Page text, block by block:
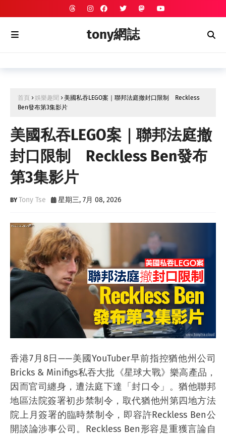
tony網誌
首頁 娛樂趣聞
美國私吞LEGO案｜聯邦法庭撤封口限制 Reckless
Ben發布第3集影片
美國私吞LEGO案｜聯邦法庭撤
封口限制 Reckless Ben發布
第3集影片
Tony Tse 星期三, 7月 08, 2026
香港7月8日——美國YouTuber早前指控猶他州公司
Bricks & Minifigs私吞大批《星球大戰》樂高產品，
因而官司纏身，遭法庭下達「封口令」。猶他聯邦
地區法院簽署初步禁制令，取代猶他州第四地方法
院上月簽署的臨時禁制令，即容許Reckless Ben公
開談論涉事公司。Reckless Ben形容是重獲言論自